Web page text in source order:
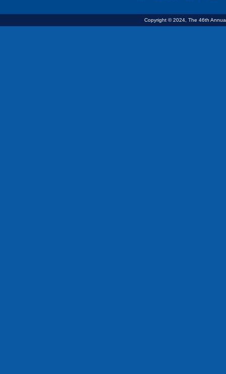
2024.06.10 参加
Copyright © 2024, The 46th